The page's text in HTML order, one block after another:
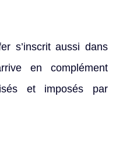
s’inscrit aussi dans
en complément
et imposés par